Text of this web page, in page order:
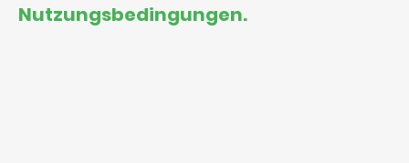
Nutzungsbedingungen.